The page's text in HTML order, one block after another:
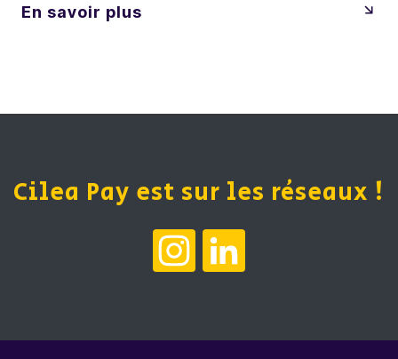
En savoir plus
Cilea Pay est sur les réseaux !
Instagram